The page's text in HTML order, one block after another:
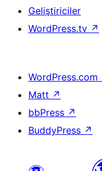
Geliştiriciler
WordPress.tv ↗
WordPress.com
Matt ↗
bbPress ↗
BuddyPress ↗